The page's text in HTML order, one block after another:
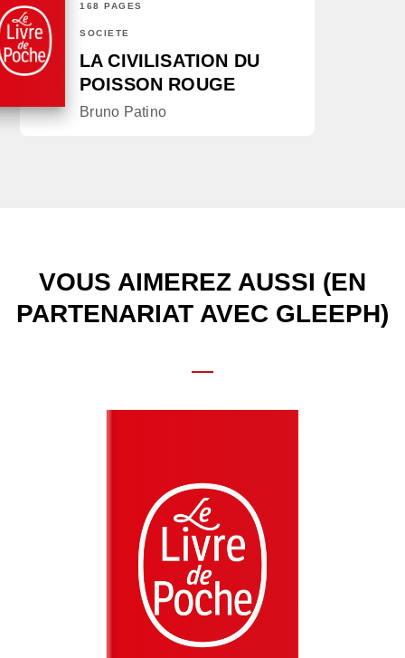
168 PAGES
SOCIÉTÉ
LA CIVILISATION DU
POISSON ROUGE
Bruno Patino
VOUS AIMEREZ AUSSI (EN
PARTENARIAT AVEC GLEEPH)